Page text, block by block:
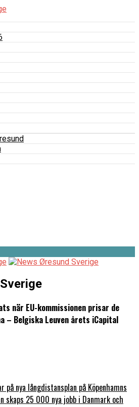
när EU-kommissionen prisar de
– Belgiska Leuven årets iCapital
på nya långdistansplan på Köpenhamns
skaps 25 000 nya jobb i Danmark och